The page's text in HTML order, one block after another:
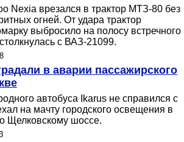
Nexia врезался в трактор МТЗ-80 без
огней. От удара трактор
выбросило на полосу встречного
с ВАЗ-21099.
в аварии пассажирского
автобуса Ikarus не справился с
на мачту городского освещения в
Щелковскому шоссе.